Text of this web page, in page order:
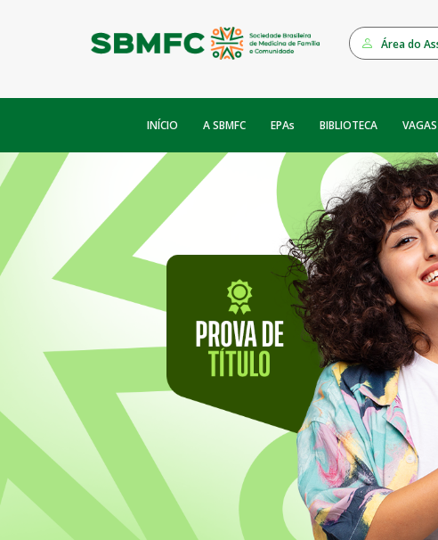
Área do
INÍCIO A SBMFC EPAs BIBLIOTECA VAGAS